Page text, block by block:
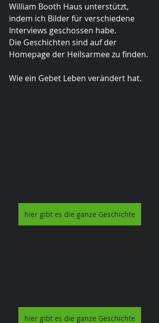
William Booth Haus unterstützt,
indem ich Bilder für verschiedene
Interviews geschossen habe.
Die Geschichten sind auf der
Homepage der Heilsarmee zu finden.
Wie ein Gebet Leben verändert hat.
hier gibt es die ganze Geschichte
hier gibt es die ganze Geschichte